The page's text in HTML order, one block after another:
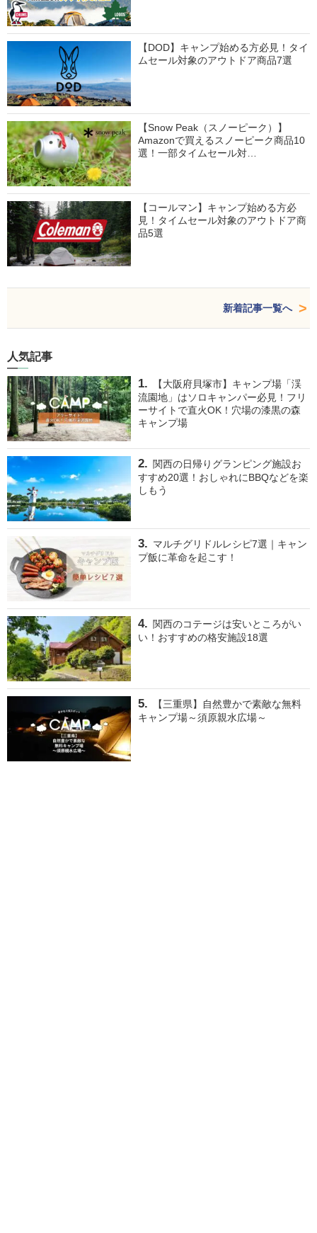
【DOD】キャンプ始める方必見！タイ
ムセール対象のアウトドア商品7選
【Snow Peak（スノーピーク）】
Amazonで買えるスノーピーク商品10
選！一部タイムセール対…
【コールマン】キャンプ始める方必
見！タイムセール対象のアウトドア商
品5選
新着記事一覧へ
人気記事
【大阪府貝塚市】キャンプ場「渓
流園地」はソロキャンパー必見！フリ
ーサイトで直火OK！穴場の漆黒の森
キャンプ場
関西の日帰りグランピング施設お
すすめ20選！おしゃれにBBQなどを楽
しもう
マルチグリドルレシピ7選｜キャン
プ飯に革命を起こす！
関西のコテージは安いところがい
い！おすすめの格安施設18選
【三重県】自然豊かで素敵な無料
キャンプ場～須原親水広場～